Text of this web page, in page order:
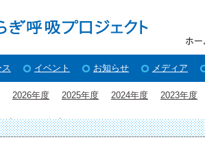
イベント お知らせ メディア
2026年度 2025年度 2024年度 2023年度
度 2013年度